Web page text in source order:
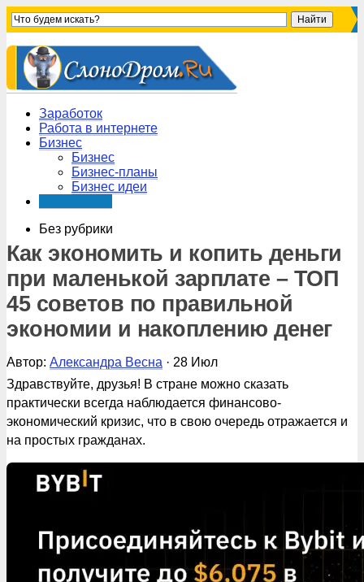
Заработок
Работа в интернете
Бизнес
Бизнес
Бизнес-планы
Бизнес идеи
Без рубрики
Как экономить и копить деньги
при маленькой зарплате – ТОП
45 советов по правильной
экономии и накоплению денег
Автор: Александра Весна · 28 Июл
Здравствуйте, друзья! В стране можно сказать
практически всегда наблюдается финансово-
экономический кризис, что в свою очередь отражается и
на простых гражданах.